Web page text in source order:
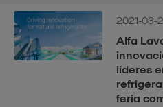
2021-03-
Alfa
líderes
feria